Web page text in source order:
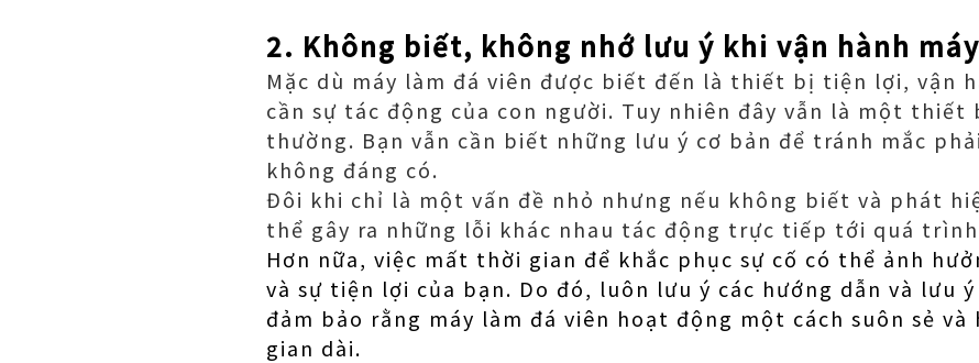
2. Không biết, không nhớ lưu ý khi vận hành máy
Mặc dù máy làm đá viên được biết đến là thiết bị tiện lợi, vận
cần sự tác động của con người. Tuy nhiên đây vẫn là một
thường. Bạn vẫn cần biết những lưu ý cơ bản để tránh mắc
không đáng có.
Đôi khi chỉ là một vấn đề nhỏ nhưng nếu không biết và phát
thể gây ra những lỗi khác nhau tác động trực tiếp tới quá
Hơn nữa, việc mất thời gian để khắc phục sự cố có thể ảnh
và sự tiện lợi của bạn. Do đó, luôn lưu ý các hướng dẫn và lưu ý
đảm bảo rằng máy làm đá viên hoạt động một cách suôn sẻ
gian dài.